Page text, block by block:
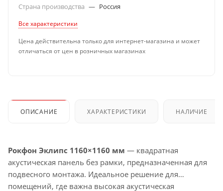
Страна производства — Россия
Все характеристики
Цена действительна только для интернет-магазина и может
отличаться от цен в розничных магазинах
ОПИСАНИЕ ХАРАКТЕРИСТИКИ НАЛИЧИЕ
Рокфон Эклипс 1160×1160 мм — квадратная
акустическая панель без рамки, предназначенная для
подвесного монтажа. Идеальное решение для
помещений, где важна высокая акустическая